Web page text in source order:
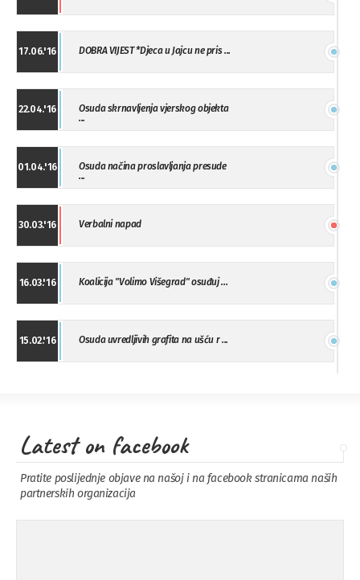
17.06.'16 DOBRA VIJEST *Djeca u Jajcu ne pris ...
22.04.'16
Osuda skrnavljenja vjerskog objekta
...
01.04.'16
Osuda načina proslavljanja presude
...
30.03.'16 Verbalni napad
16.03.'16 Koalicija "Volimo Višegrad" osuđuj ...
15.02.'16 Osuda uvredljivih grafita na ušću r ...
13.11.'15 Osuda napada u Drvaru
Pe ...
Latest on facebook
Pratite poslijednje objave na našoj i na facebook stranicama naših
partnerskih organizacija